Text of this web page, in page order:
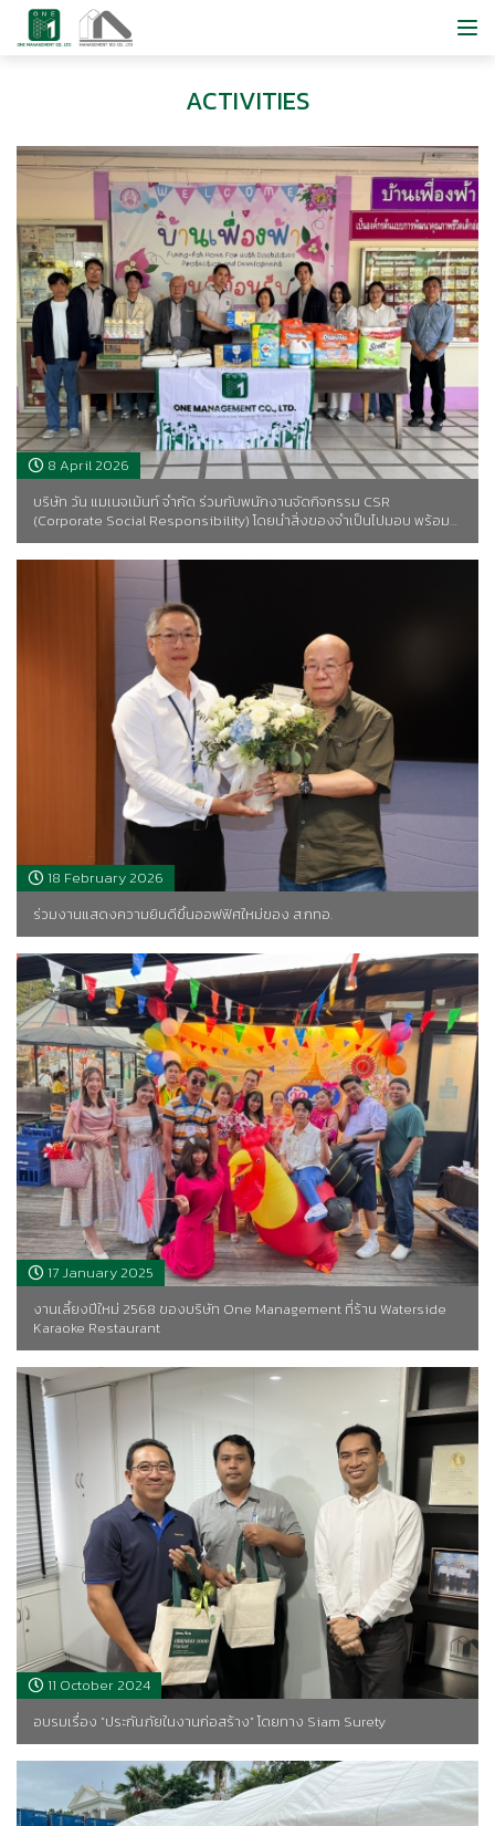
ACTIVITIES
8 April 2026
บริษัท วัน แมเนจเม้นท์ จำกัด ร่วมกับพนักงานจัดกิจกรรม CSR
(Corporate Social Responsibility) โดยนำสิ่งของจำเป็นไปมอบ พร้อม…
18 February 2026
ร่วมงานแสดงความยินดีขึ้นออฟฟิศใหม่ของ ส.กทอ.
17 January 2025
งานเลี้ยงปีใหม่ 2568 ของบริษัท One Management ที่ร้าน Waterside
Karaoke Restaurant
11 October 2024
อบรมเรื่อง "ประกันภัยในงานก่อสร้าง" โดยทาง Siam Surety